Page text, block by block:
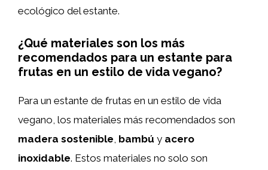
ecológico del estante.
¿Qué materiales son los más
recomendados para un estante para
frutas en un estilo de vida vegano?
Para un estante de frutas en un estilo de vida
vegano, los materiales más recomendados son
madera sostenible bambú y acero
inoxidable. Estos materiales no solo son